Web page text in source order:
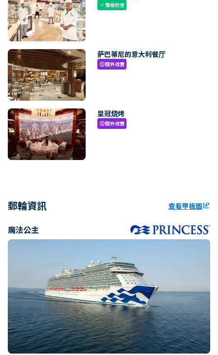
check價格包含
萨巴蒂尼的意大利餐厅
paid額外收費
皇冠烧烤
paid額外收費
郵輪資訊 查看甲板圖ungroup
魔法公主